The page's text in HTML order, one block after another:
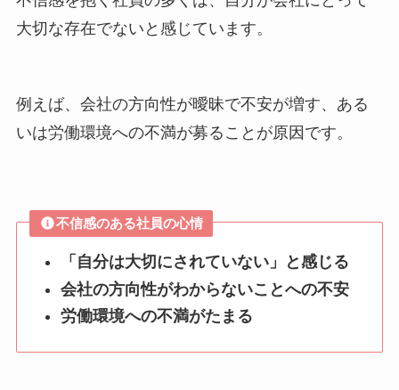
大切な存在でないと感じています。
例えば、会社の方向性が曖昧で不安が増す、ある
いは労働環境への不満が募ることが原因です。
不信感のある社員の心情
「自分は大切にされていない」と感じる
会社の方向性がわからないことへの不安
労働環境への不満がたまる